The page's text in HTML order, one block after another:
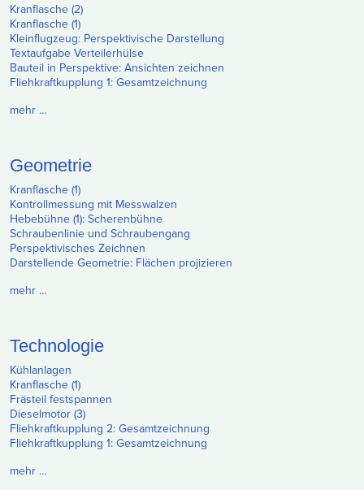
Kranflasche (2)
Kranflasche (1)
Kleinflugzeug: Perspektivische Darstellung
Textaufgabe Verteilerhülse
Bauteil in Perspektive: Ansichten zeichnen
Fliehkraftkupplung 1: Gesamtzeichnung
mehr …
Geometrie
Kranflasche (1)
Kontrollmessung mit Messwalzen
Hebebühne (1): Scherenbühne
Schraubenlinie und Schraubengang
Perspektivisches Zeichnen
Darstellende Geometrie: Flächen projizieren
mehr …
Technologie
Kühlanlagen
Kranflasche (1)
Frästeil festspannen
Dieselmotor (3)
Fliehkraftkupplung 2: Gesamtzeichnung
Fliehkraftkupplung 1: Gesamtzeichnung
mehr …